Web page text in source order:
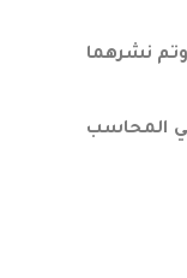
أعمال الاجتماع رقم 14 لهيئة الأمانة العامة وتم نشرهما
المحاسب